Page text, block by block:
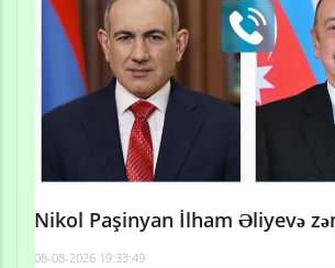
Nikol Paşinyan İlham Əliyevə
08-08-2026 19:33:49